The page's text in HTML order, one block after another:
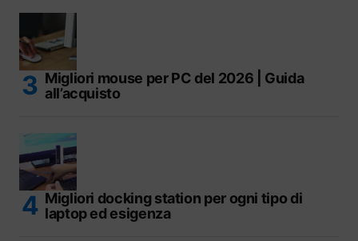
Migliori mouse per PC del 2026 | Guida
all’acquisto
Migliori docking station per ogni tipo di
laptop ed esigenza